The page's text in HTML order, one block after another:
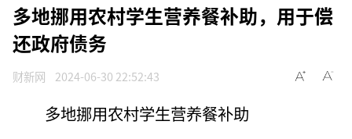
多地挪用农村学生营养餐补助，用于偿
还政府债务
财新网 2024-06-30 22:52:43
多地挪用农村学生营养餐补助